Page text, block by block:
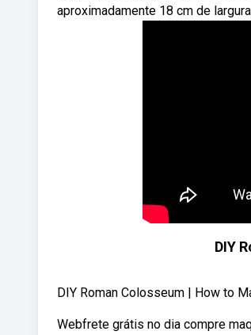
aproximadamente 18 cm de
DIY
DIY Roman Colosseum | How to
Webfrete grátis no dia compre